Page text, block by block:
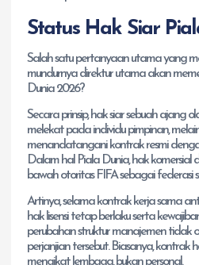
Status Hak Siar
Salah satu pertanyaan utama yang
mundurnya direktur utama akan
Dunia 2026?
Secara prinsip, hak siar sebuah ajang
melekat pada individu pimpinan,
menandatangani kontrak resmi
Dalam hal Piala Dunia, hak
bawah otoritas FIFA sebagai federasi
Artinya, selama kontrak kerja sama
hak lisensi tetap berlaku serta
perubahan struktur manajemen tidak
perjanjian tersebut. Biasanya, kontrak
mengikat lembaga, bukan personal.